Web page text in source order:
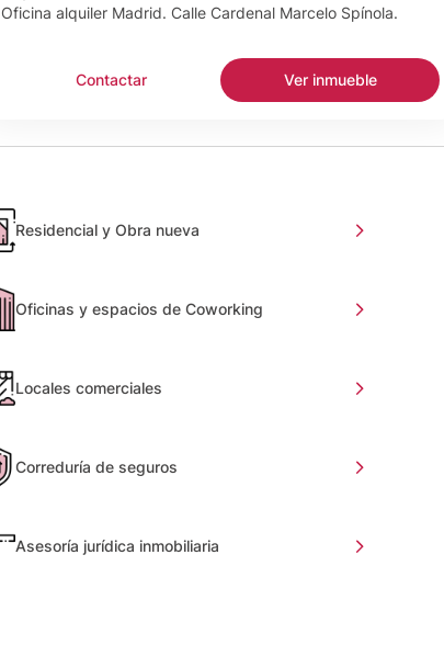
Oficina alquiler Madrid. Calle Cardenal Marcelo Spínola.
Contactar Ver inmueble
Residencial y Obra nueva
Oficinas y espacios de Coworking
Locales comerciales
Correduría de seguros
Asesoría jurídica inmobiliaria